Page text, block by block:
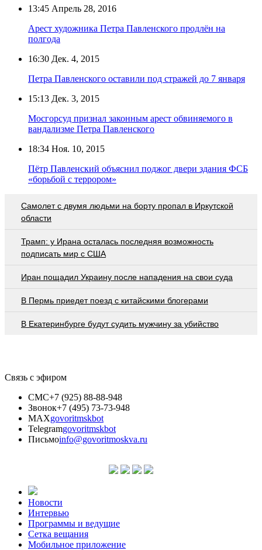
13:45 Апрель 28, 2016
Арест художника Петра Павленского продлён на
полгода
16:30 Дек. 4, 2015
Петра Павленского оставили под стражей до 7 января
15:13 Дек. 3, 2015
Мосгорсуд признал законным арест обвиняемого в
вандализме Петра Павленского
18:34 Ноя. 10, 2015
Пётр Павленский объяснил поджог двери здания ФСБ
«борьбой с террором»
Самолет с двумя людьми на борту пропал в Иркутской
области
Трамп: у Ирана осталась последняя возможность
подписать мир с США
Иран пощадил Украину после нападения на свои суда
В Пермь приедет поезд с китайскими блогерами
В Екатеринбурге будут судить мужчину за убийство
Связь с эфиром
СМС+7 (925) 88-88-948
Звонок+7 (495) 73-73-948
MAXgovoritmskbot
Telegramgovoritmskbot
Письмоinfo@govoritmoskva.ru
Новости
Интервью
Программы и ведущие
Сетка вещания
Мобильное приложение